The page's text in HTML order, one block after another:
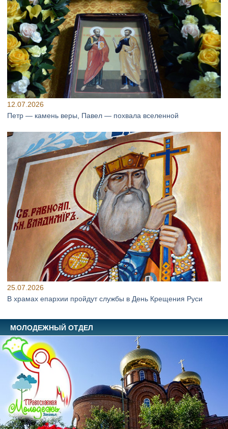
12.07.2026
Петр — камень веры, Павел — похвала вселенной
25.07.2026
В храмах епархии пройдут службы в День Крещения Руси
МОЛОДЕЖНЫЙ ОТДЕЛ